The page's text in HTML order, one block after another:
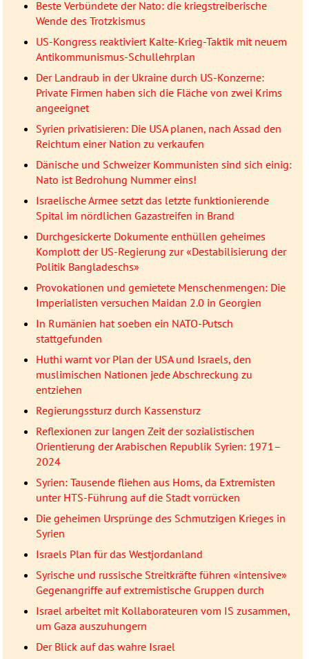
Beste Verbündete der Nato: die kriegstreiberische
Wende des Trotzkismus
US-Kongress reaktiviert Kalte-Krieg-Taktik mit neuem
Antikommunismus-Schullehrplan
Der Landraub in der Ukraine durch US-Konzerne:
Private Firmen haben sich die Fläche von zwei Krims
angeeignet
Syrien privatisieren: Die USA planen, nach Assad den
Reichtum einer Nation zu verkaufen
Dänische und Schweizer Kommunisten sind sich einig:
Nato ist Bedrohung Nummer eins!
Israelische Armee setzt das letzte funktionierende
Spital im nördlichen Gazastreifen in Brand
Durchgesickerte Dokumente enthüllen geheimes
Komplott der US-Regierung zur «Destabilisierung der
Politik Bangladeschs»
Provokationen und gemietete Menschenmengen: Die
Imperialisten versuchen Maidan 2.0 in Georgien
In Rumänien hat soeben ein NATO-Putsch
stattgefunden
Huthi warnt vor Plan der USA und Israels, den
muslimischen Nationen jede Abschreckung zu
entziehen
Regierungssturz durch Kassensturz
Reflexionen zur langen Zeit der sozialistischen
Orientierung der Arabischen Republik Syrien: 1971–
2024
Syrien: Tausende fliehen aus Homs, da Extremisten
unter HTS-Führung auf die Stadt vorrücken
Die geheimen Ursprünge des Schmutzigen Krieges in
Syrien
Israels Plan für das Westjordanland
Syrische und russische Streitkräfte führen «intensive»
Gegenangriffe auf extremistische Gruppen durch
Israel arbeitet mit Kollaborateuren vom IS zusammen,
um Gaza auszuhungern
Der Blick auf das wahre Israel